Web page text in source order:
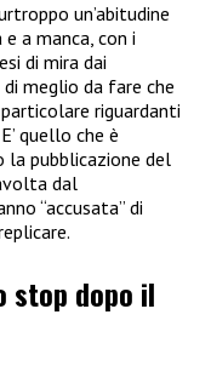
un’abitudine
a manca, con i
di mira dai
meglio da fare che
riguardanti
quello che è
la pubblicazione del
dal
“accusata” di
stop dopo il